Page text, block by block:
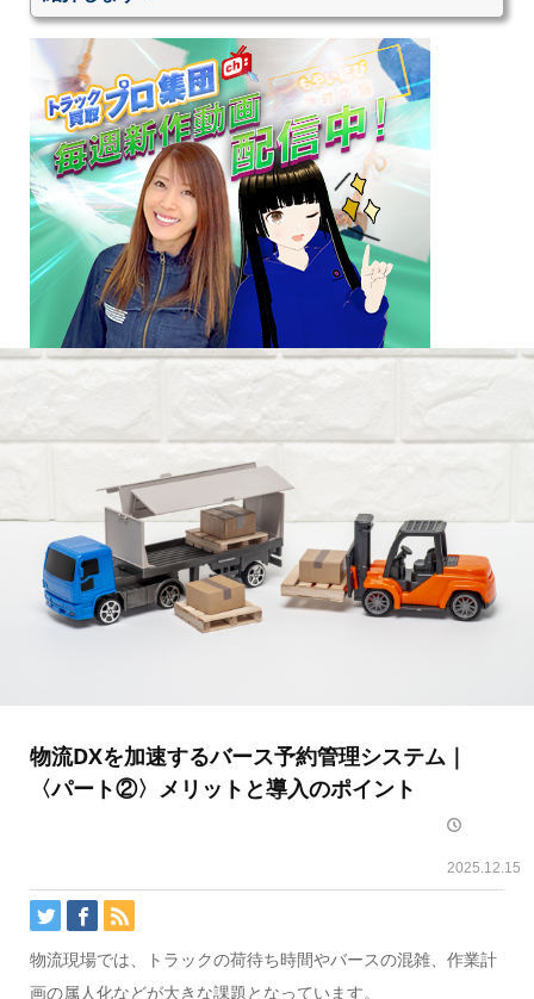
物流DXを加速するバース予約管理システム｜
〈パート②〉メリットと導入のポイント
2025.12.15
物流現場では、トラックの荷待ち時間やバースの混雑、作業計
画の属人化などが大きな課題となっています。